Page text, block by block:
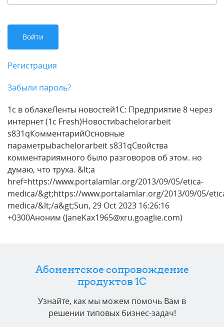
Регистрация
Забыли пароль?
1с в облакеЛенты новостей1С: Предприятие 8 через
интернет (1c Fresh)Новостиbachelorarbeit
s831qКомментарийОсновные
параметрыbachelorarbeit s831qСвойства
комментариямного было разговоров об этом. но
думаю, что труха. &lt;a
href=https://www.portalamlar.org/2013/09/05/etica-
medica/&gt;https://www.portalamlar.org/2013/09/05/
medica/&lt;/a&gt;Sun, 29 Oct 2023 16:26:16
+0300Аноним (JaneKax1965@xru.goaglie.com)
Абонентское сопровождение
продуктов 1C
Узнайте, как мы можем помочь Вам в
решении типовых бизнес-задач!